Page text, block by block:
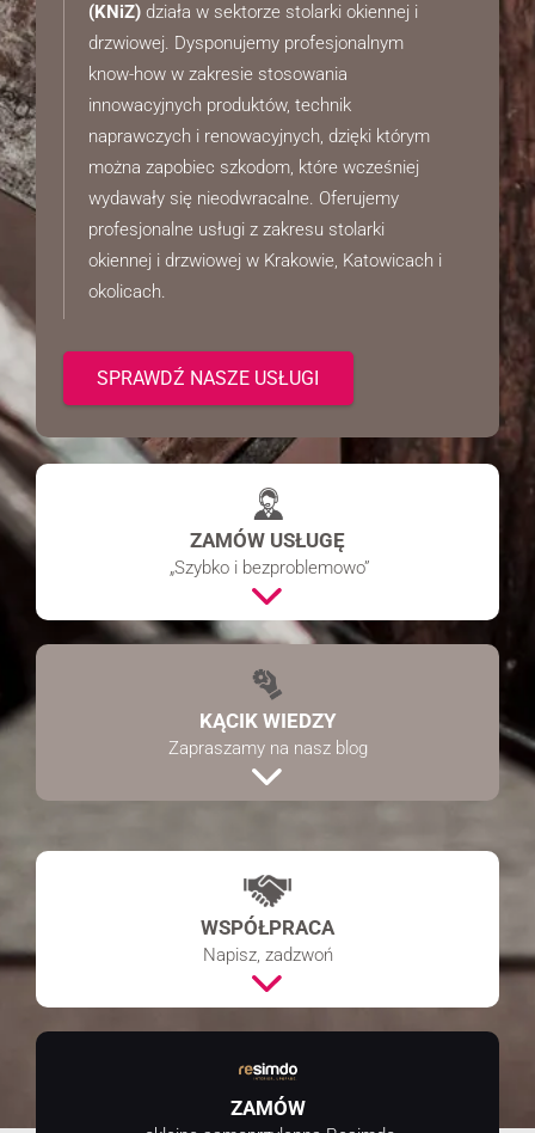
(KNiZ)działa w sektorze stolarki okiennej i
drzwiowej. Dysponujemy profesjonalnym
know-how w zakresie stosowania
innowacyjnych produktów, technik
naprawczych i renowacyjnych, dzięki którym
można zapobiec szkodom, które wcześniej
wydawały się nieodwracalne. Oferujemy
profesjonalne usługi z zakresu stolarki
okiennej i drzwiowej w Krakowie, Katowicach i
okolicach.
SPRAWDŹ NASZE USŁUGI
ZAMÓW USŁUGĘ
„Szybko i bezproblemowo”
KĄCIK WIEDZY
Zapraszamy na nasz blog
WSPÓŁPRACA
Napisz, zadzwoń
ZAMÓW
funkcjonalność
i strukturę
strony
internetowej,
na podstawie
strona jest
używana.
Doświadczenie
Aby nasza
najlepiej
podczas
nią. Jeśli
odrzucisz te
strony
internetowej.
Marketing
podczas
odwiedzania naszej